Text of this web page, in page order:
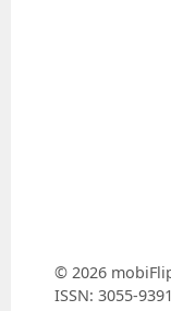
© 2026
ISSN: 3055-9391